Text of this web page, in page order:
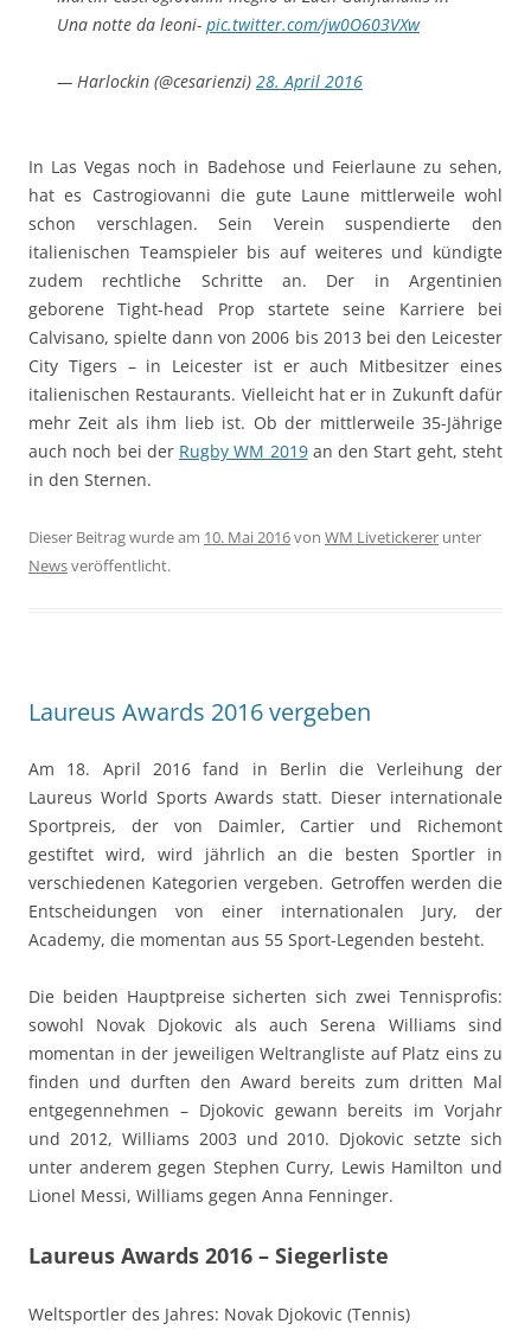
Una notte da leoni- pic.twitter.com/jw0O603VXw
— Harlockin (@cesarienzi) 28. April 2016
In Las Vegas noch in Badehose und Feierlaune zu sehen,
hat es Castrogiovanni die gute Laune mittlerweile wohl
schon verschlagen. Sein Verein suspendierte den
italienischen Teamspieler bis auf weiteres und kündigte
zudem rechtliche Schritte an. Der in Argentinien
geborene Tight-head Prop startete seine Karriere bei
Calvisano, spielte dann von 2006 bis 2013 bei den Leicester
City Tigers – in Leicester ist er auch Mitbesitzer eines
italienischen Restaurants. Vielleicht hat er in Zukunft dafür
mehr Zeit als ihm lieb ist. Ob der mittlerweile 35-Jährige
auch noch bei der Rugby WM 2019an den Start geht, steht
in den Sternen.
Dieser Beitrag wurde am 10. Mai 2016von WM Livetickerer unter
Newsveröffentlicht.
Laureus Awards 2016 vergeben
Am 18. April 2016 fand in Berlin die Verleihung der
Laureus World Sports Awards statt. Dieser internationale
Sportpreis, der von Daimler, Cartier und Richemont
gestiftet wird, wird jährlich an die besten Sportler in
verschiedenen Kategorien vergeben. Getroffen werden die
Entscheidungen von einer internationalen Jury, der
Academy, die momentan aus 55 Sport-Legenden besteht.
Die beiden Hauptpreise sicherten sich zwei Tennisprofis:
sowohl Novak Djokovic als auch Serena Williams sind
momentan in der jeweiligen Weltrangliste auf Platz eins zu
finden und durften den Award bereits zum dritten Mal
entgegennehmen – Djokovic gewann bereits im Vorjahr
und 2012, Williams 2003 und 2010. Djokovic setzte sich
unter anderem gegen Stephen Curry, Lewis Hamilton und
Lionel Messi, Williams gegen Anna Fenninger.
Laureus Awards 2016 – Siegerliste
Weltsportler des Jahres: Novak Djokovic (Tennis)